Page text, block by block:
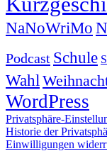
NaNoWriMo
Podcast Schule
Wahl
WordPress
Privatsphäre-
Historie der
Einwilligungen